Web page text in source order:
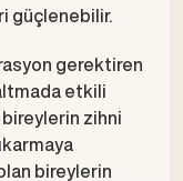
güçlenebilir.
gerektiren
etkili
bireylerin zihni
bireylerin